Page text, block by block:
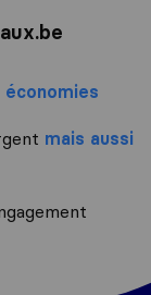
mais aussi